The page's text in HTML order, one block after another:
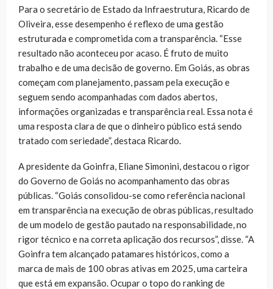
Para o secretário de Estado da Infraestrutura, Ricardo de
Oliveira, esse desempenho é reflexo de uma gestão
estruturada e comprometida com a transparência. “Esse
resultado não aconteceu por acaso. É fruto de muito
trabalho e de uma decisão de governo. Em Goiás, as obras
começam com planejamento, passam pela execução e
seguem sendo acompanhadas com dados abertos,
informações organizadas e transparência real. Essa nota é
uma resposta clara de que o dinheiro público está sendo
tratado com seriedade”, destaca Ricardo.
A presidente da Goinfra, Eliane Simonini, destacou o rigor
do Governo de Goiás no acompanhamento das obras
públicas. “Goiás consolidou-se como referência nacional
em transparência na execução de obras públicas, resultado
de um modelo de gestão pautado na responsabilidade, no
rigor técnico e na correta aplicação dos recursos”, disse. “A
Goinfra tem alcançado patamares históricos, como a
marca de mais de 100 obras ativas em 2025, uma carteira
que está em expansão. Ocupar o topo do ranking de